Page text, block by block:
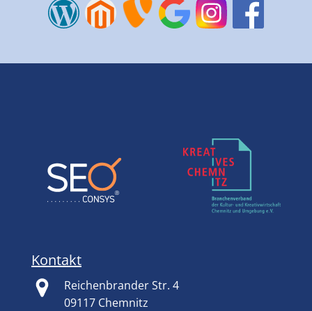
Kontakt
Reichenbrander Str. 4
09117 Chemnitz